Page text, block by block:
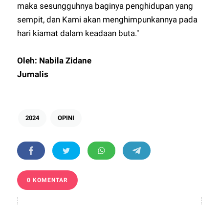
maka sesungguhnya baginya penghidupan yang
sempit, dan Kami akan menghimpunkannya pada
hari kiamat dalam keadaan buta."
Oleh: Nabila Zidane
Jurnalis
2024 OPINI
0 KOMENTAR